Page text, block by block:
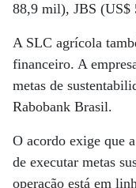
88,9 mil), JBS
A SLC agrícola
financeiro. A
metas de
Rabobank Brasil.
O acordo exige que
de executar metas
operação está em